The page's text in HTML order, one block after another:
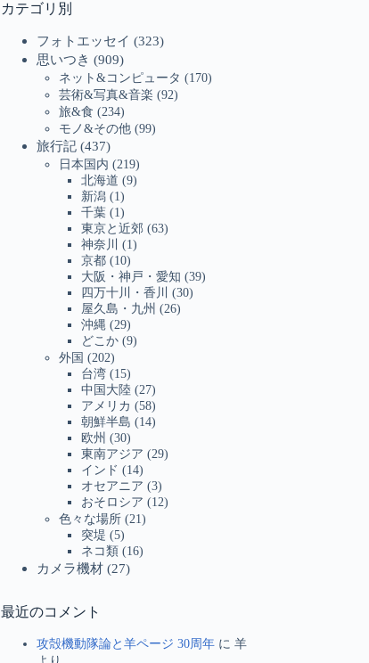
カテゴリ別
フォトエッセイ (323)
思いつき (909)
ネット&コンピュータ (170)
芸術&写真&音楽 (92)
旅&食 (234)
モノ&その他 (99)
旅行記 (437)
日本国内 (219)
北海道 (9)
新潟 (1)
千葉 (1)
東京と近郊 (63)
神奈川
(1)
京都 (10)
大阪・神戸・愛知 (39)
四万十川・香川
(30)
屋久島・九州 (26)
沖縄 (29)
どこか (9)
外国 (202)
台湾 (15)
中国大陸 (27)
アメリカ (58)
朝鮮半島 (14)
欧州 (30)
東南アジア (29)
インド (14)
オセアニア (3)
おそロシア (12)
色々な場所 (21)
突堤 (5)
ネコ類 (16)
カメラ機材 (27)
最近のコメント
攻殻機動隊論と羊ページ 30周年 に羊